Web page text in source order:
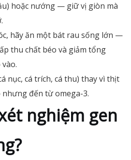
hoặc nướng — giữ vị giòn mà
hãy ăn một bát rau sống lớn —
thu chất béo và giảm tổng
nục, cá trích, cá thu) thay vì thịt
đến từ omega-3.
nghiệm gen